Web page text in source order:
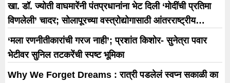
खा. डॉ. ज्योती वाघमारेंनी पंतप्रधानांना भेट दिली ‘मोदींची प्रतिमा
विणलेली’ चादर; सोलापूरच्या वस्त्रोद्योगासाठी आंतरराष्ट्रीय
धोरणाची मागणी
‘मला रणनीतीकारांची गरज नाही’; प्रशांत किशोर- सुनेत्रा पवार
भेटीवर सुनिल तटकरेंची स्पष्ट भूमिका
Why We Forget Dreams : रात्री पडलेलं स्वप्न सकाळी का